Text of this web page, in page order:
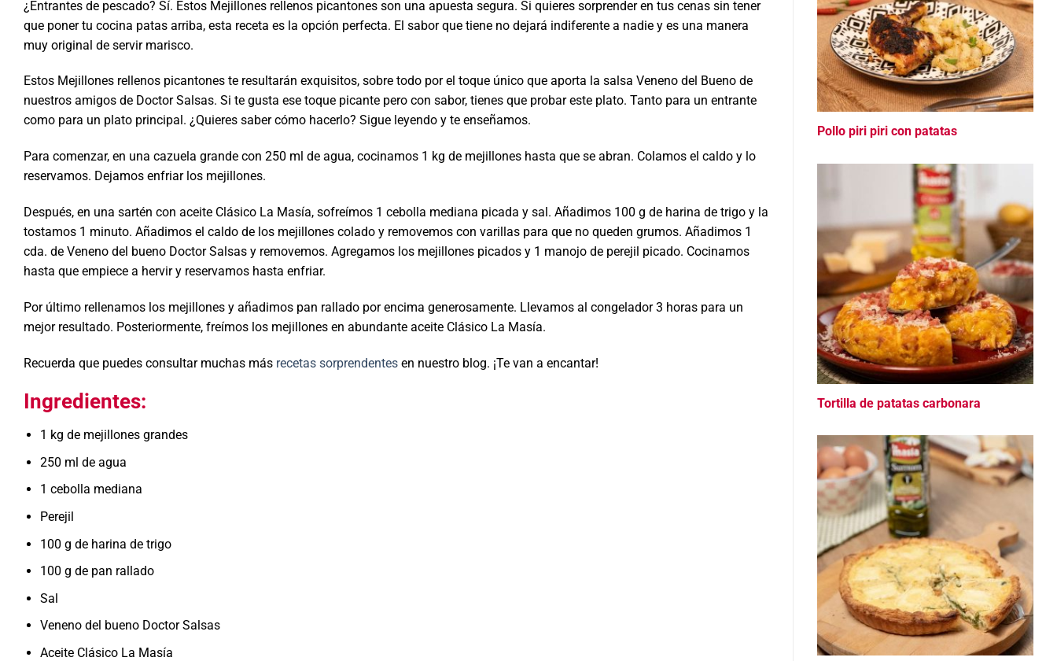
¿Entrantes de pescado? Sí. Estos Mejillones rellenos picantones son una apuesta segura. Si quieres sorprender en tus cenas sin tener
que poner tu cocina patas arriba, esta receta es la opción perfecta. El sabor que tiene no dejará indiferente a nadie y es una manera
muy original de servir marisco.
Estos Mejillones rellenos picantones te resultarán exquisitos, sobre todo por el toque único que aporta la salsa Veneno del Bueno de
nuestros amigos de Doctor Salsas. Si te gusta ese toque picante pero con sabor, tienes que probar este plato. Tanto para un entrante
como para un plato principal. ¿Quieres saber cómo hacerlo? Sigue leyendo y te enseñamos.
Para comenzar, en una cazuela grande con 250 ml de agua, cocinamos 1 kg de mejillones hasta que se abran. Colamos el caldo y lo
reservamos. Dejamos enfriar los mejillones.
Después, en una sartén con aceite Clásico La Masía, sofreímos 1 cebolla mediana picada y sal. Añadimos 100 g de harina de trigo y la
tostamos 1 minuto. Añadimos el caldo de los mejillones colado y removemos con varillas para que no queden grumos. Añadimos 1
cda. de Veneno del bueno Doctor Salsas y removemos. Agregamos los mejillones picados y 1 manojo de perejil picado. Cocinamos
hasta que empiece a hervir y reservamos hasta enfriar.
Por último rellenamos los mejillones y añadimos pan rallado por encima generosamente. Llevamos al congelador 3 horas para un
mejor resultado. Posteriormente, freímos los mejillones en abundante aceite Clásico La Masía.
Recuerda que puedes consultar muchas más recetas sorprendentes en nuestro blog. ¡Te van a encantar!
Ingredientes:
1 kg de mejillones grandes
250 ml de agua
1 cebolla mediana
Perejil
100 g de harina de trigo
100 g de pan rallado
Sal
Veneno del bueno Doctor Salsas
Aceite Clásico La Masía
Pollo piri piri con patatas
Tortilla de patatas carbonara